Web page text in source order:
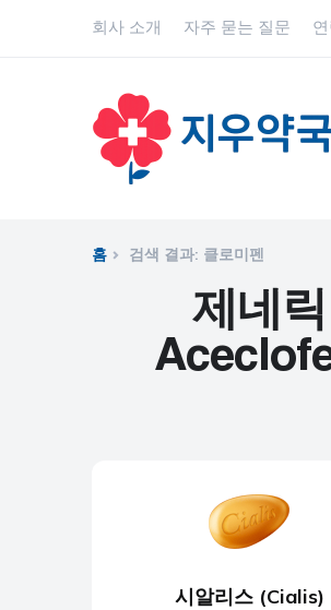
회사 소개 자주 묻는 질문
홈 검색 결과: 클로미펜
제네
시알리스 (Cialis)